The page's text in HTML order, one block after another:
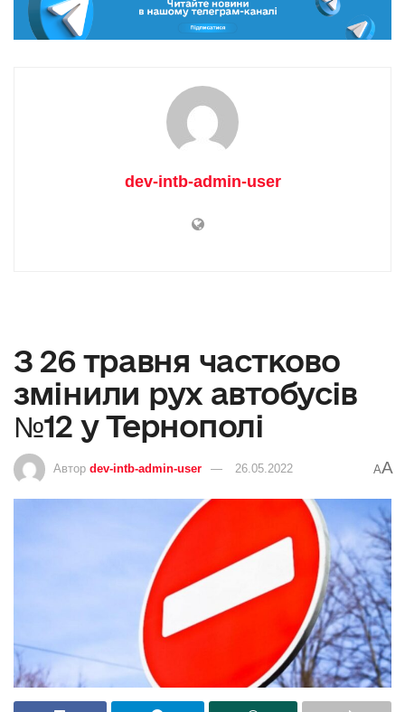
dev-intb-admin-user
З 26 травня частково
змінили рух автобусів
№12 у Тернополі
Автор dev-intb-admin-user 26.05.2022 AA